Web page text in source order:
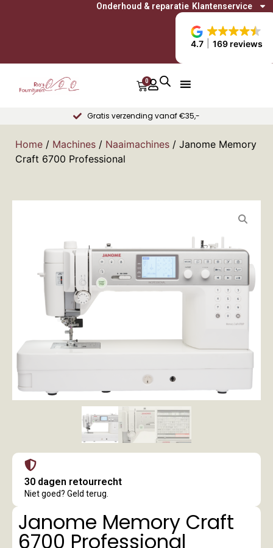
4.7 169 reviews
Onderhoud & reparatie Klantenservice
0
Gratis verzending vanaf €35,-
Home / Machines / Naaimachines / Janome Memory
Craft 6700 Professional
30 dagen retourrecht
Niet goed? Geld terug.
Janome Memory Craft
6700 Professional